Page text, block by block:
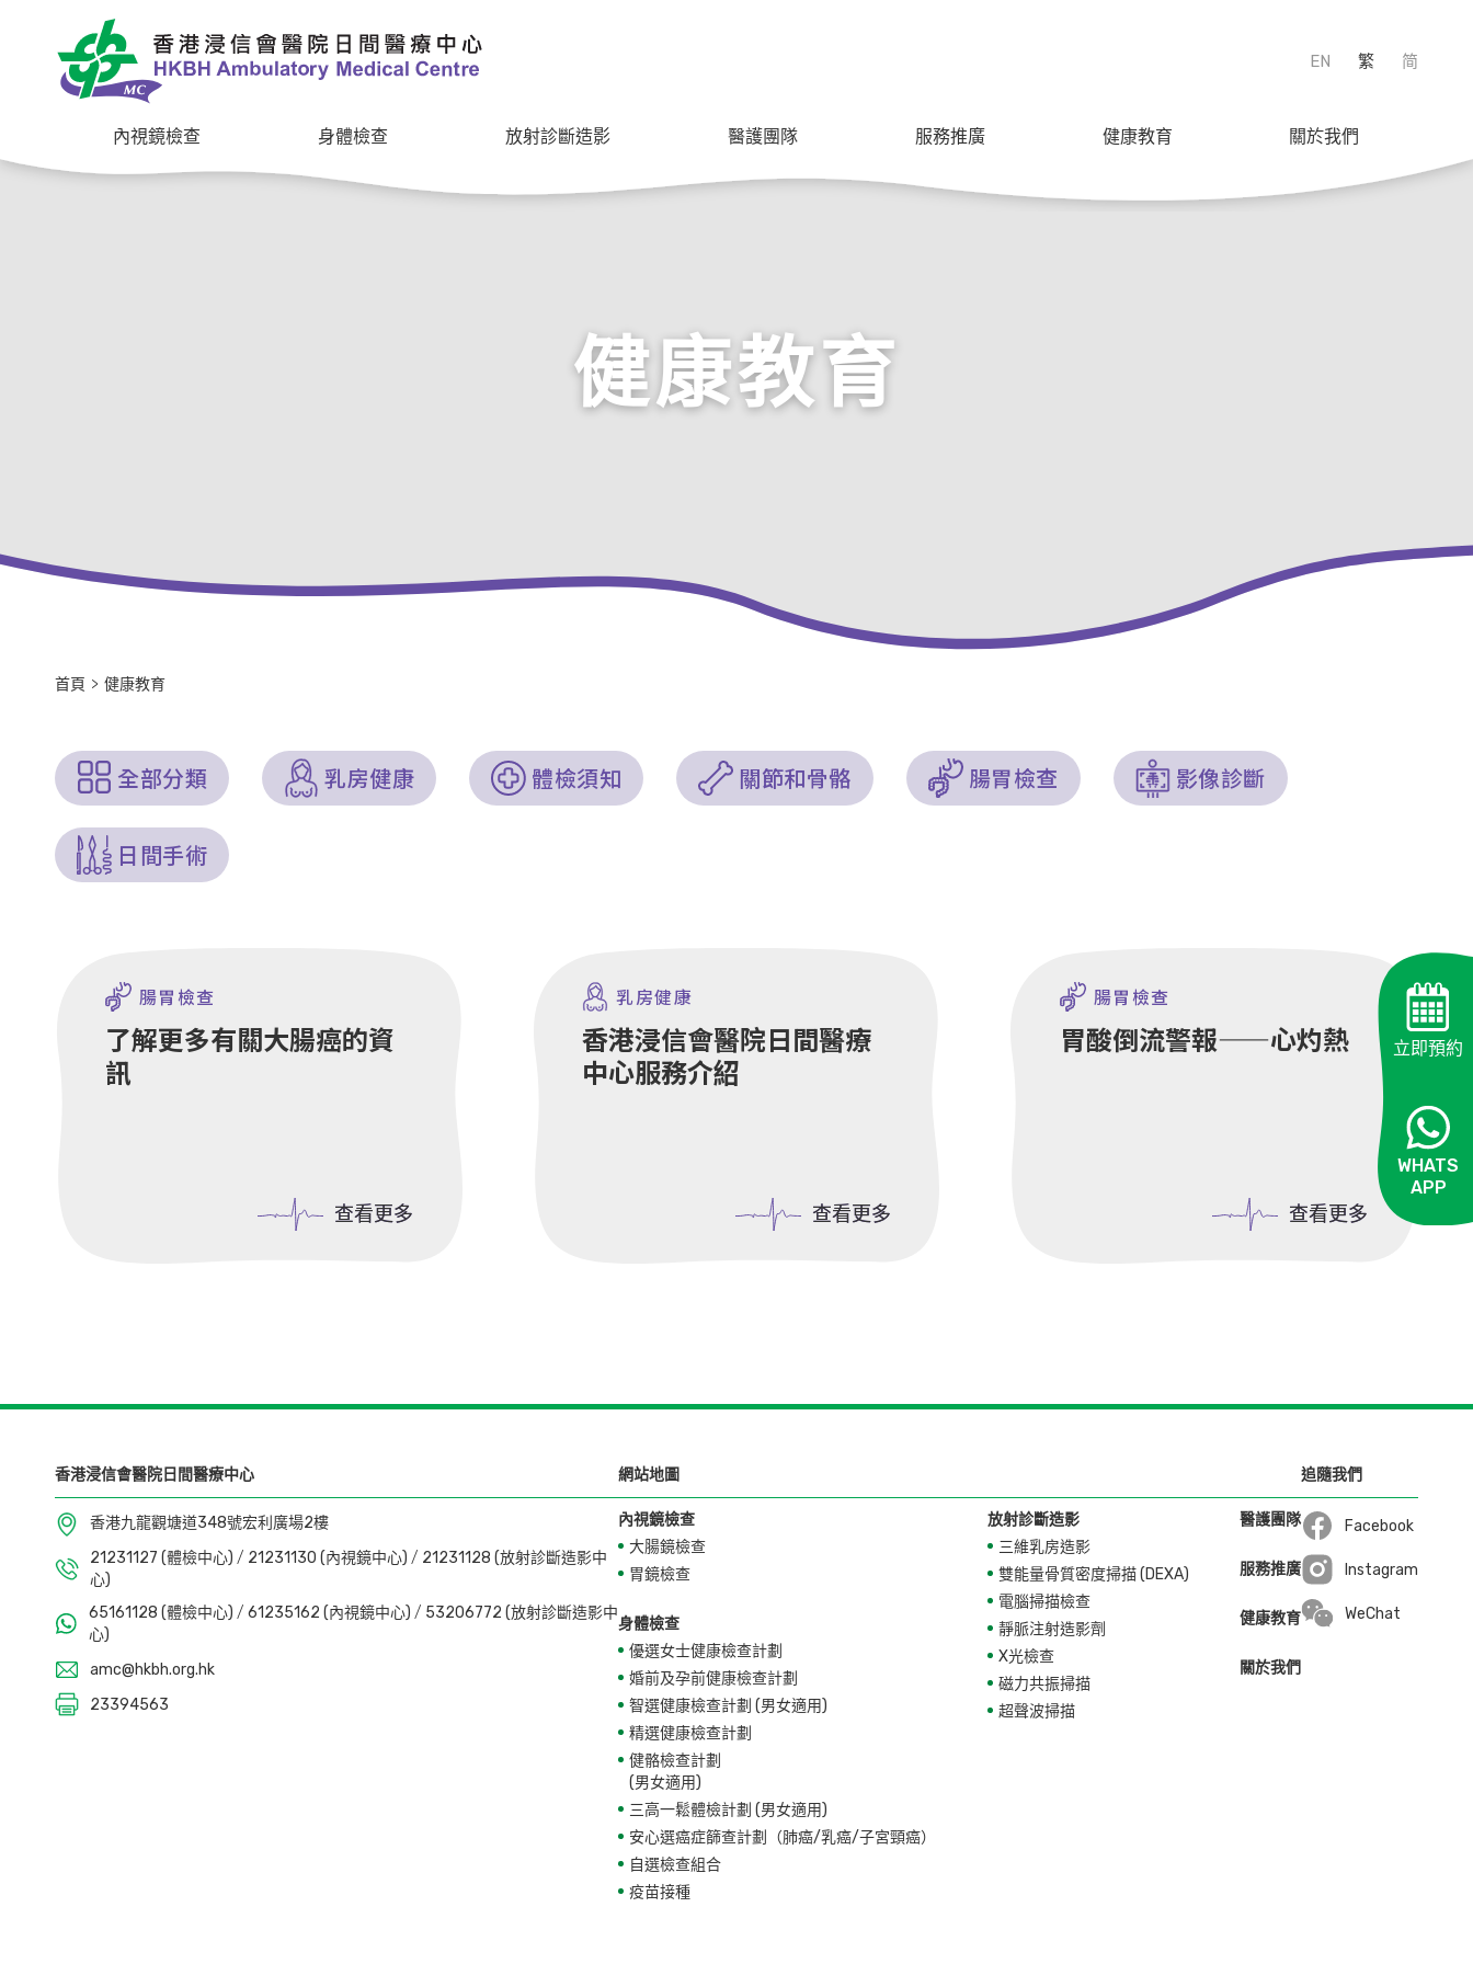
立即預約
WHATS
APP
EN 繁 简
內視鏡檢查 身體檢查 放射診斷造影 醫護團隊 服務推廣 健康教育 關於我們
健康教育
首頁 > 健康教育
全部分類 乳房健康 體檢須知 關節和骨骼 腸胃檢查 影像診斷
日間手術
腸胃檢查
了解更多有關大腸癌的資
訊
查看更多
查看更多
乳房健康
香港浸信會醫院日間醫療
中心服務介紹
查看更多
查看更多
腸胃檢查
胃酸倒流警報——心灼熱
查看更多
查看更多
香港浸信會醫院日間醫療中心
香港九龍觀塘道348號宏利廣場2樓
21231127 (體檢中心) / 21231130 (內視鏡中心) / 21231128 (放射診斷造影中
心)
65161128 (體檢中心)/61235162 (內視鏡中心)/ 53206772 (放射診斷造影中
心)
amc@hkbh.org.hk
23394563
網站地圖
內視鏡檢查
大腸鏡檢查
胃鏡檢查
身體檢查
優選女士健康檢查計劃
婚前及孕前健康檢查計劃
智選健康檢查計劃 (男女適用)
精選健康檢查計劃
健骼檢查計劃
(男女適用)
三高一鬆體檢計劃 (男女適用)
安心選癌症篩查計劃（肺癌/乳癌/子宮頸癌）
自選檢查組合
疫苗接種
放射診斷造影
三維乳房造影
雙能量骨質密度掃描 (DEXA)
電腦掃描檢查
靜脈注射造影劑
X光檢查
磁力共振掃描
超聲波掃描
醫護團隊
服務推廣
健康教育
關於我們
追隨我們
Facebook
Instagram
WeChat